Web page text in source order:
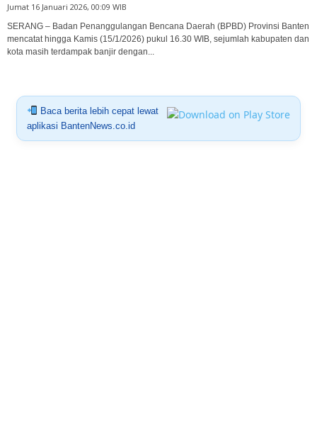
Jumat 16 Januari 2026, 00:09 WIB
SERANG – Badan Penanggulangan Bencana Daerah (BPBD) Provinsi Banten
mencatat hingga Kamis (15/1/2026) pukul 16.30 WIB, sejumlah kabupaten dan
kota masih terdampak banjir dengan...
Baca berita lebih cepat lewat
aplikasi BantenNews.co.id